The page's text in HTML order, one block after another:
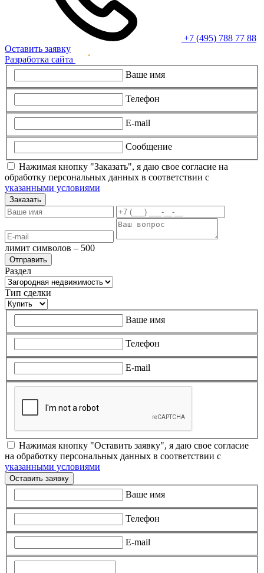
+7 (495) 788 77 88
Оставить заявку
Разработка сайта
Ваше имя
Телефон
E-mail
Сообщение
Нажимая кнопку "Заказать", я даю свое согласие на
обработку персональных данных в соответствии с
указанными условиями
Заказать
лимит символов – 500
Раздел
Тип сделки
Ваше имя
Телефон
E-mail
Нажимая кнопку "Оставить заявку", я даю свое согласие
на обработку персональных данных в соответствии с
указанными условиями
Оставить заявку
Ваше имя
Телефон
E-mail